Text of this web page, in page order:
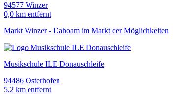
94577 Winzer
0,0 km entfernt
Markt Winzer - Dahoam im Markt der Möglichkeiten
Musikschule ILE Donauschleife
94486 Osterhofen
5,2 km entfernt